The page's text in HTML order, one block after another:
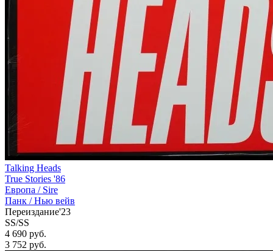
Talking Heads
True Stories '86
Европа / Sire
Панк / Нью вейв
Переиздание'23
SS/SS
4 690 руб.
3 752 руб.